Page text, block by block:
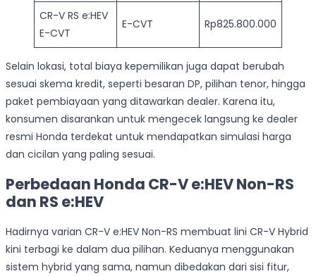
CR-V RS e:HEV
E-CVT
E-CVT Rp825.800.000
Selain lokasi, total biaya kepemilikan juga dapat berubah
sesuai skema kredit, seperti besaran DP, pilihan tenor, hingga
paket pembiayaan yang ditawarkan dealer. Karena itu,
konsumen disarankan untuk mengecek langsung ke dealer
resmi Honda terdekat untuk mendapatkan simulasi harga
dan cicilan yang paling sesuai.
Perbedaan Honda CR-V e:HEV Non-RS
dan RS e:HEV
Hadirnya varian CR-V e:HEV Non-RS membuat lini CR-V Hybrid
kini terbagi ke dalam dua pilihan. Keduanya menggunakan
sistem hybrid yang sama, namun dibedakan dari sisi fitur,